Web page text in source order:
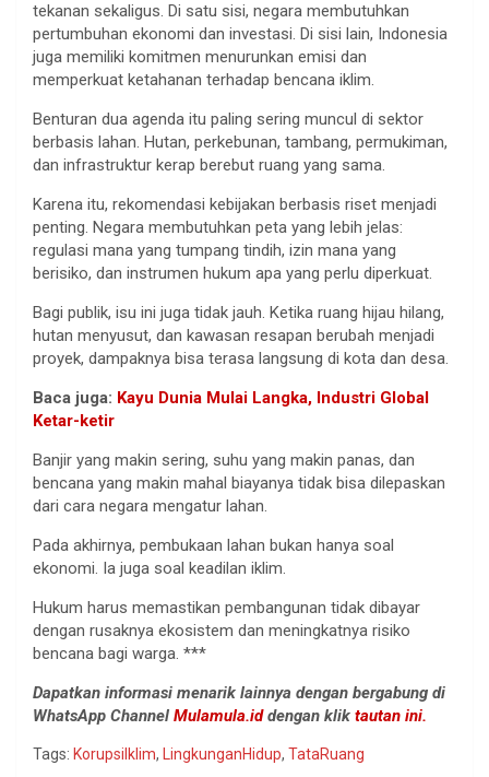
tekanan sekaligus. Di satu sisi, negara membutuhkan
pertumbuhan ekonomi dan investasi. Di sisi lain, Indonesia
juga memiliki komitmen menurunkan emisi dan
memperkuat ketahanan terhadap bencana iklim.
Benturan dua agenda itu paling sering muncul di sektor
berbasis lahan. Hutan, perkebunan, tambang, permukiman,
dan infrastruktur kerap berebut ruang yang sama.
Karena itu, rekomendasi kebijakan berbasis riset menjadi
penting. Negara membutuhkan peta yang lebih jelas:
regulasi mana yang tumpang tindih, izin mana yang
berisiko, dan instrumen hukum apa yang perlu diperkuat.
Bagi publik, isu ini juga tidak jauh. Ketika ruang hijau hilang,
hutan menyusut, dan kawasan resapan berubah menjadi
proyek, dampaknya bisa terasa langsung di kota dan desa.
Baca juga: Kayu Dunia Mulai Langka, Industri Global
Ketar-ketir
Banjir yang makin sering, suhu yang makin panas, dan
bencana yang makin mahal biayanya tidak bisa dilepaskan
dari cara negara mengatur lahan.
Pada akhirnya, pembukaan lahan bukan hanya soal
ekonomi. Ia juga soal keadilan iklim.
Hukum harus memastikan pembangunan tidak dibayar
dengan rusaknya ekosistem dan meningkatnya risiko
bencana bagi warga. ***
Dapatkan informasi menarik lainnya dengan bergabung di
WhatsApp Channel Mulamula.iddengan klik tautan ini.
Tags: KorupsiIklim, LingkunganHidup, TataRuang